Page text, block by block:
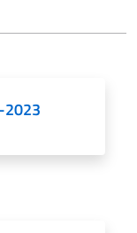
2023